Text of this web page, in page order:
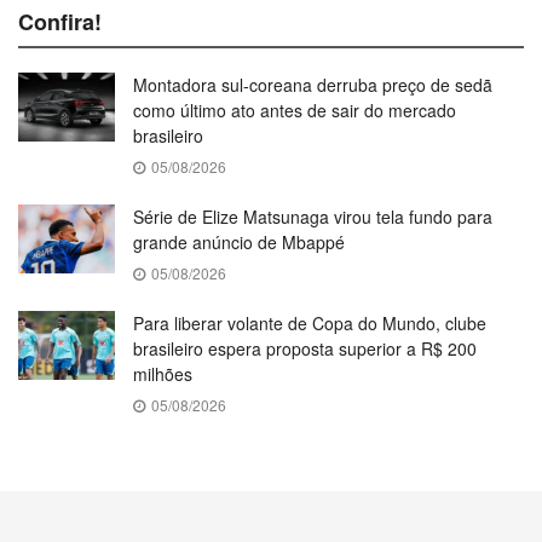
Confira!
Montadora sul-coreana derruba preço de sedã
como último ato antes de sair do mercado
brasileiro
05/08/2026
Série de Elize Matsunaga virou tela fundo para
grande anúncio de Mbappé
05/08/2026
Para liberar volante de Copa do Mundo, clube
brasileiro espera proposta superior a R$ 200
milhões
05/08/2026